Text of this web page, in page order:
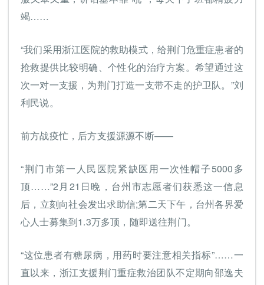
竭……
“我们采用浙江医院的救助模式，给荆门危重症患者的
抢救提供比较明确、个性化的治疗方案。希望通过这
次一对一支援，为荆门打造一支带不走的护卫队。”刘
利民说。
前方战疫忙，后方支援源源不断——
“荆门市第一人民医院紧缺医用一次性帽子5000多
顶……”2月21日晚，台州市志愿者们获悉这一信息
后，立刻向社会发出求助信;第二天下午，台州各界爱
心人士募集到1.3万多顶，随即送往荆门。
“这位患者有糖尿病，用药时要注意相关指标”……一
直以来，浙江支援荆门重症救治团队不定期向邵逸夫